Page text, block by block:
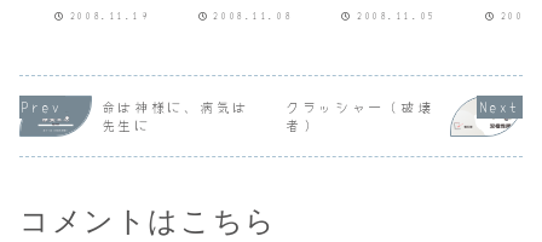
へ行ってきまし
頚部血管エコーの
検査を待ち時間な
しで行いました。
るまで約50分くら
2008.11.19
ひ）の電気治療に
療の順番は今回も
１番ですべて終わ
ったのは９時20分
の理学療法士さん
2008.11.08
６回目です。10月
ニックには８時到
着。４番札でし
いでしたからこん
2008.11.05
いています
います。通
メモはこち
命は神様に、病気は
先生に
クラッシャー（破壊
者）
コメントはこちら